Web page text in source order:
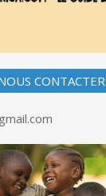
CONTACTER